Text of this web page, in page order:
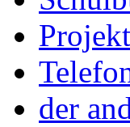
der